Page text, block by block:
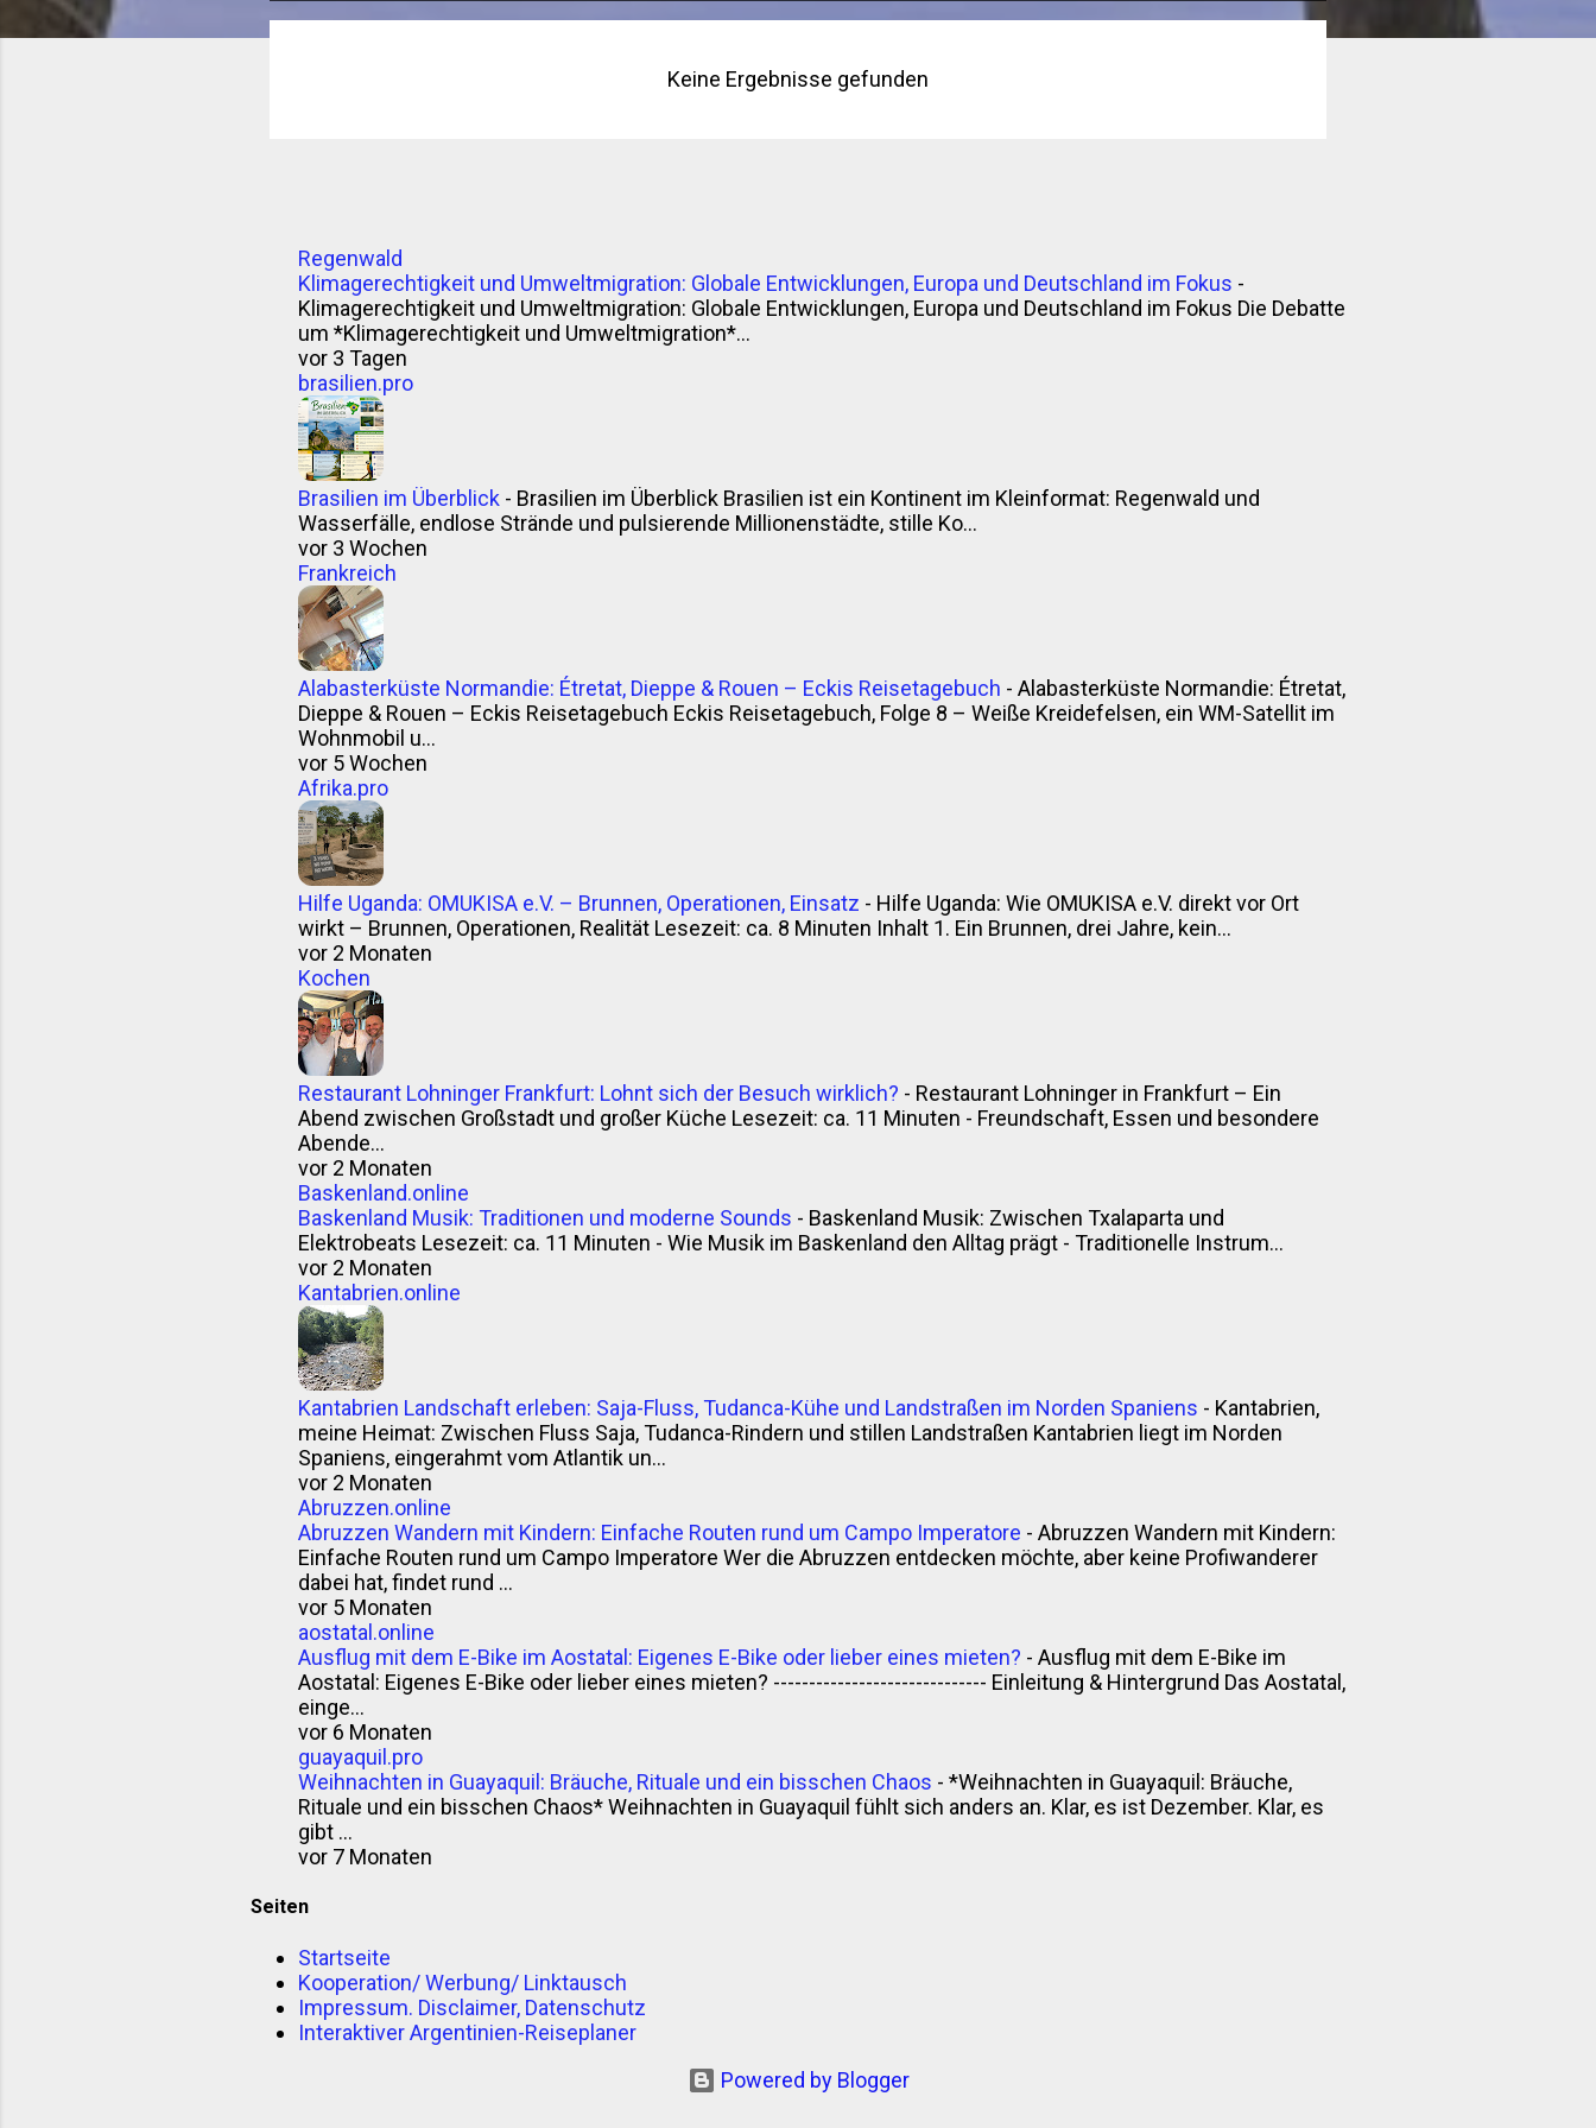
o
Keine Ergebnisse gefunden
Regenwald
Klimagerechtigkeit und Umweltmigration: Globale Entwicklungen, Europa und Deutschland im Fokus -
Klimagerechtigkeit und Umweltmigration: Globale Entwicklungen, Europa und Deutschland im Fokus Die Debatte
um *Klimagerechtigkeit und Umweltmigration*...
vor 3 Tagen
brasilien.pro
Brasilien im Überblick - Brasilien im Überblick Brasilien ist ein Kontinent im Kleinformat: Regenwald und
Wasserfälle, endlose Strände und pulsierende Millionenstädte, stille Ko...
vor 3 Wochen
Frankreich
Alabasterküste Normandie: Étretat, Dieppe & Rouen – Eckis Reisetagebuch - Alabasterküste Normandie: Étretat,
Dieppe & Rouen – Eckis Reisetagebuch Eckis Reisetagebuch, Folge 8 – Weiße Kreidefelsen, ein WM-Satellit im
Wohnmobil u...
vor 5 Wochen
Afrika.pro
Hilfe Uganda: OMUKISA e.V. – Brunnen, Operationen, Einsatz - Hilfe Uganda: Wie OMUKISA e.V. direkt vor Ort
wirkt – Brunnen, Operationen, Realität Lesezeit: ca. 8 Minuten Inhalt 1. Ein Brunnen, drei Jahre, kein...
vor 2 Monaten
Kochen
Restaurant Lohninger Frankfurt: Lohnt sich der Besuch wirklich? - Restaurant Lohninger in Frankfurt – Ein
Abend zwischen Großstadt und großer Küche Lesezeit: ca. 11 Minuten - Freundschaft, Essen und besondere
Abende...
vor 2 Monaten
Baskenland.online
Baskenland Musik: Traditionen und moderne Sounds - Baskenland Musik: Zwischen Txalaparta und
Elektrobeats Lesezeit: ca. 11 Minuten - Wie Musik im Baskenland den Alltag prägt - Traditionelle Instrum...
vor 2 Monaten
Kantabrien.online
Kantabrien Landschaft erleben: Saja-Fluss, Tudanca-Kühe und Landstraßen im Norden Spaniens - Kantabrien,
meine Heimat: Zwischen Fluss Saja, Tudanca-Rindern und stillen Landstraßen Kantabrien liegt im Norden
Spaniens, eingerahmt vom Atlantik un...
vor 2 Monaten
Abruzzen.online
Abruzzen Wandern mit Kindern: Einfache Routen rund um Campo Imperatore - Abruzzen Wandern mit Kindern:
Einfache Routen rund um Campo Imperatore Wer die Abruzzen entdecken möchte, aber keine Profiwanderer
dabei hat, findet rund ...
vor 5 Monaten
aostatal.online
Ausflug mit dem E-Bike im Aostatal: Eigenes E-Bike oder lieber eines mieten? - Ausflug mit dem E-Bike im
Aostatal: Eigenes E-Bike oder lieber eines mieten? ------------------------------ Einleitung & Hintergrund Das Aostatal,
einge...
vor 6 Monaten
guayaquil.pro
Weihnachten in Guayaquil: Bräuche, Rituale und ein bisschen Chaos - *Weihnachten in Guayaquil: Bräuche,
Rituale und ein bisschen Chaos* Weihnachten in Guayaquil fühlt sich anders an. Klar, es ist Dezember. Klar, es
gibt ...
vor 7 Monaten
Seiten
Startseite
Kooperation/ Werbung/ Linktausch
Impressum. Disclaimer, Datenschutz
Interaktiver Argentinien-Reiseplaner
Powered by Blogger